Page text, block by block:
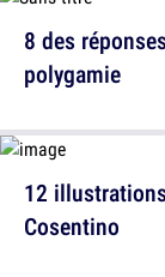
12
Cosentino
8 des
polygamie